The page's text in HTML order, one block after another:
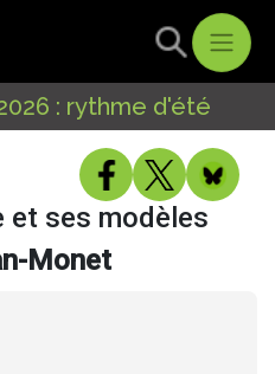
: rythme d'été
et ses modèles
Monet